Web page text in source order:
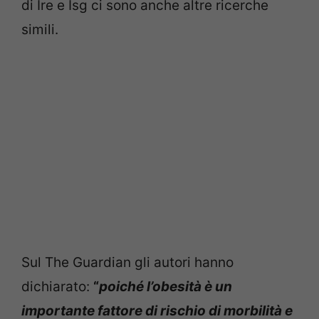
di Ire e Isg ci sono anche altre ricerche
simili.
Sul The Guardian gli autori hanno
dichiarato: “poiché l’obesità è un
importante fattore di rischio di morbilità e